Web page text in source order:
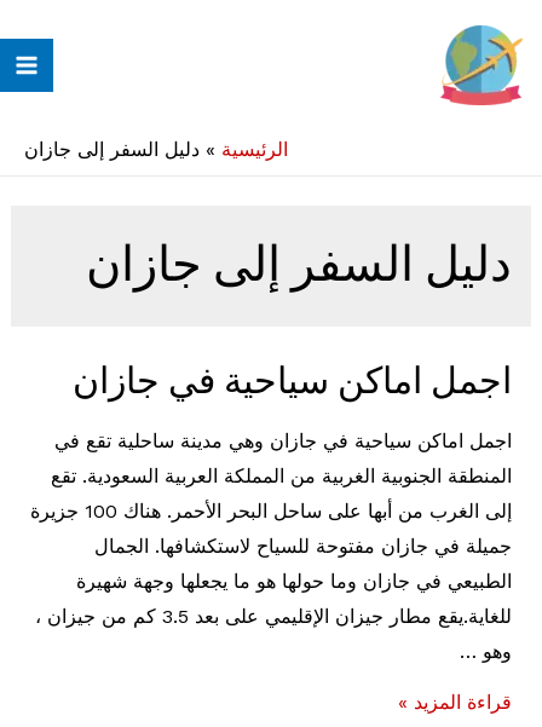
إلى
المحتوى
الرئيسية » دليل السفر إلى جازان
دليل السفر إلى جازان
اجمل اماكن سياحية في جازان
اجمل اماكن سياحية في جازان وهي مدينة ساحلية تقع في
المنطقة الجنوبية الغربية من المملكة العربية السعودية. تقع
إلى الغرب من أبها على ساحل البحر الأحمر. هناك 100 جزيرة
جميلة في جازان مفتوحة للسياح لاستكشافها. الجمال
الطبيعي في جازان وما حولها هو ما يجعلها وجهة شهيرة
للغاية.يقع مطار جيزان الإقليمي على بعد 3.5 كم من جيزان ،
وهو …
اجمل
قراءة المزيد »